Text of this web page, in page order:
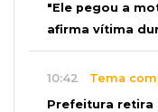
"Ele pegou a
afirma vítima
10:42 Tema
Prefeitura retira